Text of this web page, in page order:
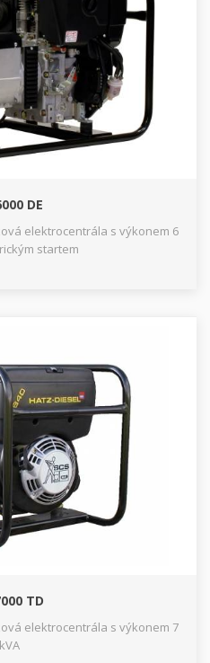
DE
elektrocentrála s výkonem 6
startem
TD
elektrocentrála s výkonem 7
kVA